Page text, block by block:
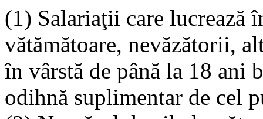
(1) Salariaţii care lucrează
vătămătoare, nevăzătorii,
în vârstă de până la 18 ani
odihnă suplimentar de cel